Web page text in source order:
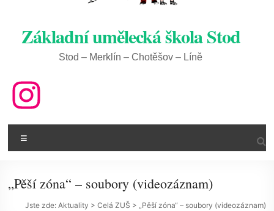
Základní umělecká škola Stod
Stod – Merklín – Chotěšov – Líně
ZUŠ na IG
„Pěší zóna“ – soubory (videozáznam)
Jste zde: Aktuality > Celá ZUŠ > „Pěší zóna“ – soubory (videozáznam)